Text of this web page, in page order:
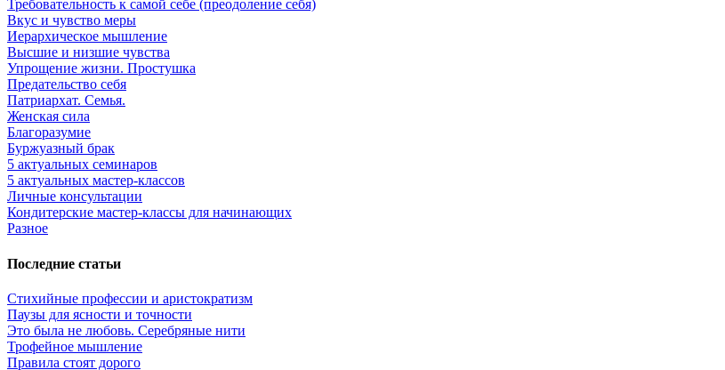
Требовательность к самой себе (преодоление себя)
Вкус и чувство меры
Иерархическое мышление
Высшие и низшие чувства
Упрощение жизни. Простушка
Предательство себя
Патриархат. Семья.
Женская сила
Благоразумие
Буржуазный брак
5 актуальных семинаров
5 актуальных мастер-классов
Личные консультации
Кондитерские мастер-классы для начинающих
Разное
Последние статьи
Стихийные профессии и аристократизм
Паузы для ясности и точности
Это была не любовь. Серебряные нити
Трофейное мышление
Правила стоят дорого